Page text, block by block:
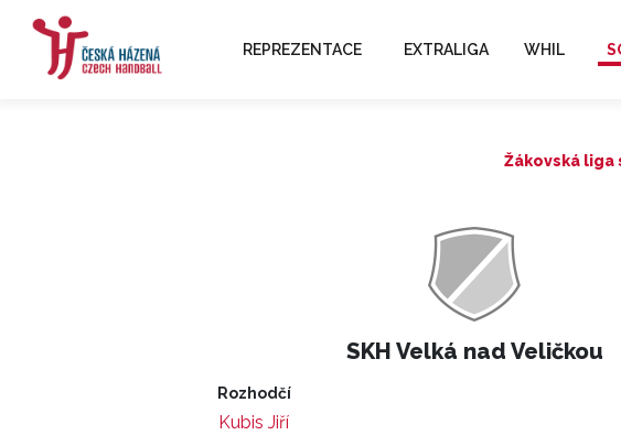
REPREZENTACE EXTRALIGA WHIL
Žákovská liga
SKH Velká nad Veličkou
Rozhodčí
Kubis Jiří